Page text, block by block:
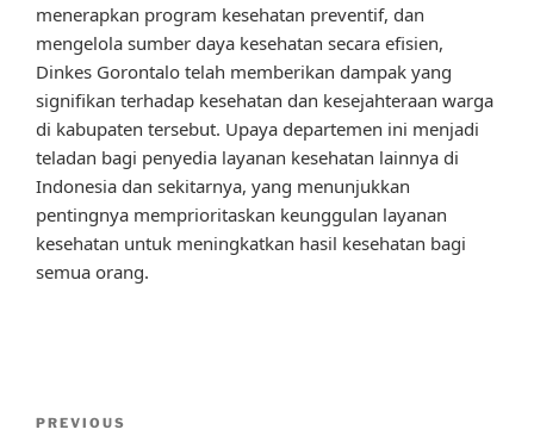
menerapkan program kesehatan preventif, dan
mengelola sumber daya kesehatan secara efisien,
Dinkes Gorontalo telah memberikan dampak yang
signifikan terhadap kesehatan dan kesejahteraan warga
di kabupaten tersebut. Upaya departemen ini menjadi
teladan bagi penyedia layanan kesehatan lainnya di
Indonesia dan sekitarnya, yang menunjukkan
pentingnya memprioritaskan keunggulan layanan
kesehatan untuk meningkatkan hasil kesehatan bagi
semua orang.
Previous
PREVIOUS